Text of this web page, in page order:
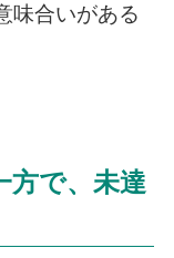
味合いがある
方で、未達